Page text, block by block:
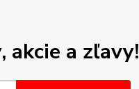
akcie a zľavy!